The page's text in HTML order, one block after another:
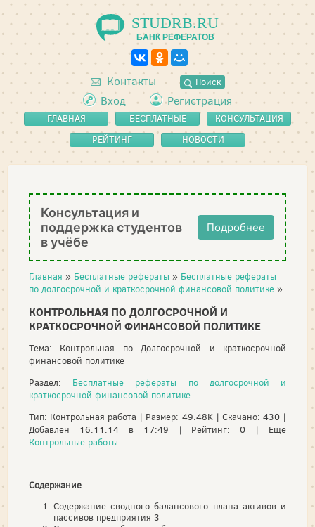
STUDRB.RU
БАНК РЕФЕРАТОВ
Контакты Поиск
Вход Регистрация
ГЛАВНАЯ
БЕСПЛАТНЫЕ
РЕФЕРАТЫ
КОНСУЛЬТАЦИЯ
РЕЙТИНГ
НОВОСТИ
Консультация и
поддержка студентов
в учёбе
Подробнее
Главная » Бесплатные рефераты » Бесплатные рефераты
по долгосрочной и краткосрочной финансовой политике »
КОНТРОЛЬНАЯ ПО ДОЛГОСРОЧНОЙ И
КРАТКОСРОЧНОЙ ФИНАНСОВОЙ ПОЛИТИКЕ
Тема: Контрольная по Долгосрочной и краткосрочной
финансовой политике
Раздел: Бесплатные рефераты по долгосрочной и
краткосрочной финансовой политике
Тип: Контрольная работа | Размер: 49.48K | Скачано: 430 |
Добавлен 16.11.14 в 17:49 | Рейтинг: 0 | Еще
Контрольные работы
Содержание
Содержание сводного балансового плана активов и
пассивов предприятия 3